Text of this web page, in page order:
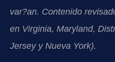
var?an. Contenido
en Virginia, Maryland,
Jersey y Nueva York).